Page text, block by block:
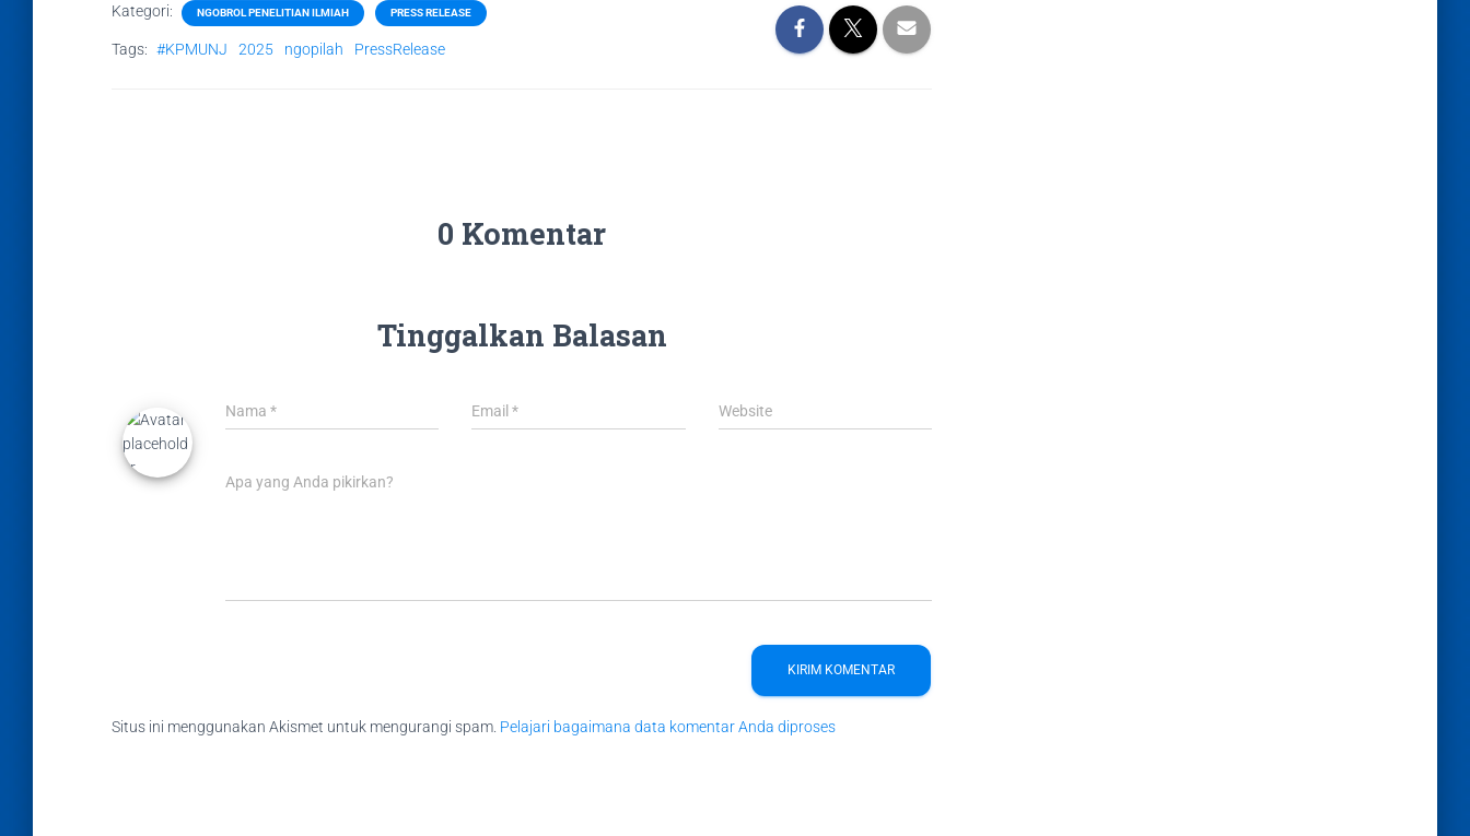
Kategori: NGOBROL PENELITIAN ILMIAH PRESS RELEASE
Tags: #KPMUNJ 2025 ngopilah PressRelease
0 Komentar
Tinggalkan Balasan
Nama * Email* Website
Apa yang Anda pikirkan?
Situs ini menggunakan Akismet untuk mengurangi spam. Pelajari bagaimana data komentar Anda diproses